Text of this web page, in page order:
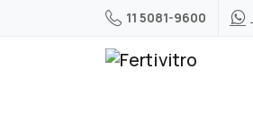
11 5081-9600